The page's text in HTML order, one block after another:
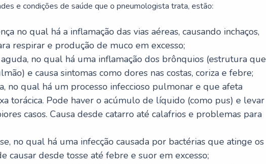
e condições de saúde que o pneumologista trata, estão:
no qual há a inflamação das vias aéreas, causando inchaços,
respirar e produção de muco em excesso;
no qual há uma inflamação dos brônquios (estrutura que
e causa sintomas como dores nas costas, coriza e febre;
no qual há um processo infeccioso pulmonar e que afeta
torácica. Pode haver o acúmulo de líquido (como pus) e levar
casos. Causa desde catarro até calafrios e problemas para
no qual há uma infecção causada por bactérias que atinge os
causar desde tosse até febre e suor em excesso;